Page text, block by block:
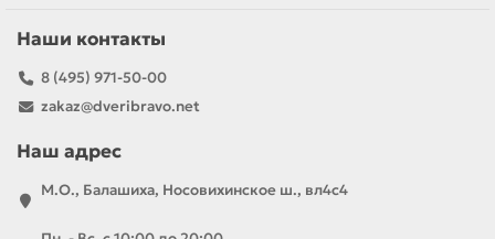
Наши контакты
8 (495) 971-50-00
zakaz@dveribravo.net
Наш адрес
М.О., Балашиха, Носовихинское ш., вл4с4